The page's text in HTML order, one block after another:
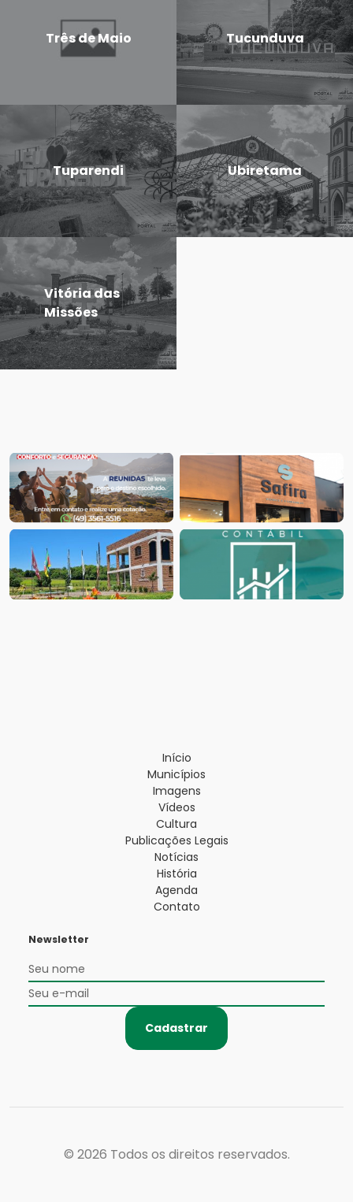
Três de Maio Tucunduva
Tuparendi Ubiretama
Vitória das
Missões
Início
Municípios
Imagens
Vídeos
Cultura
Publicações Legais
Notícias
História
Agenda
Contato
Newsletter
Cadastrar
© 2026 Todos os direitos reservados.